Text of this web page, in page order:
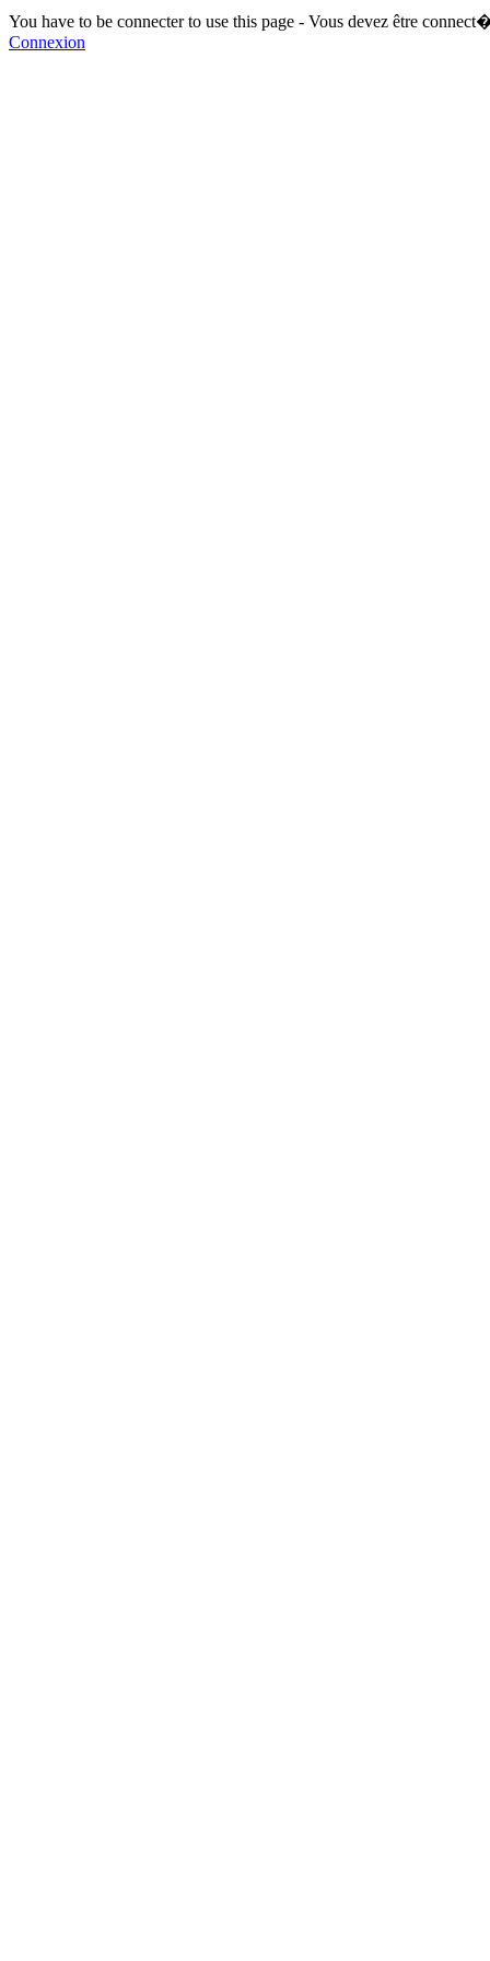
You have to be connecter to use this page - Vous devez être
Connexion